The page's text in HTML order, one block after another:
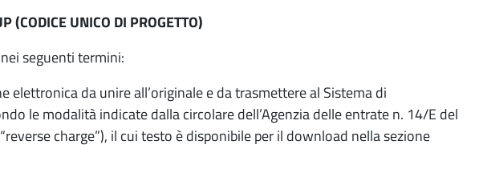
(CODICE UNICO DI PROGETTO)
seguenti termini:
elettronica da unire all’originale e da trasmettere al Sistema di
le modalità indicate dalla circolare dell’Agenzia delle entrate n. 14/E del
charge”), il cui testo è disponibile per il download nella sezione